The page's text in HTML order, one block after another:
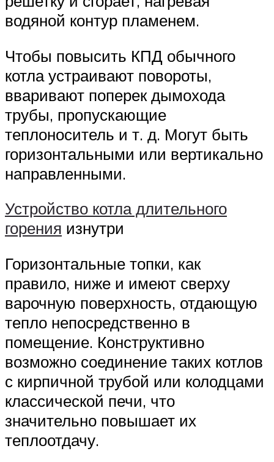
водяной контур пламенем.
Чтобы повысить КПД обычного
котла устраивают повороты,
вваривают поперек дымохода
трубы, пропускающие
теплоноситель и т. д. Могут быть
горизонтальными или вертикально
направленными.
Устройство котла длительного
горения изнутри
Горизонтальные топки, как
правило, ниже и имеют сверху
варочную поверхность, отдающую
тепло непосредственно в
помещение. Конструктивно
возможно соединение таких котлов
с кирпичной трубой или колодцами
классической печи, что
значительно повышает их
теплоотдачу.